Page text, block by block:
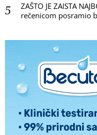
ZAŠTO JE ZAISTA
rečenicom posramio